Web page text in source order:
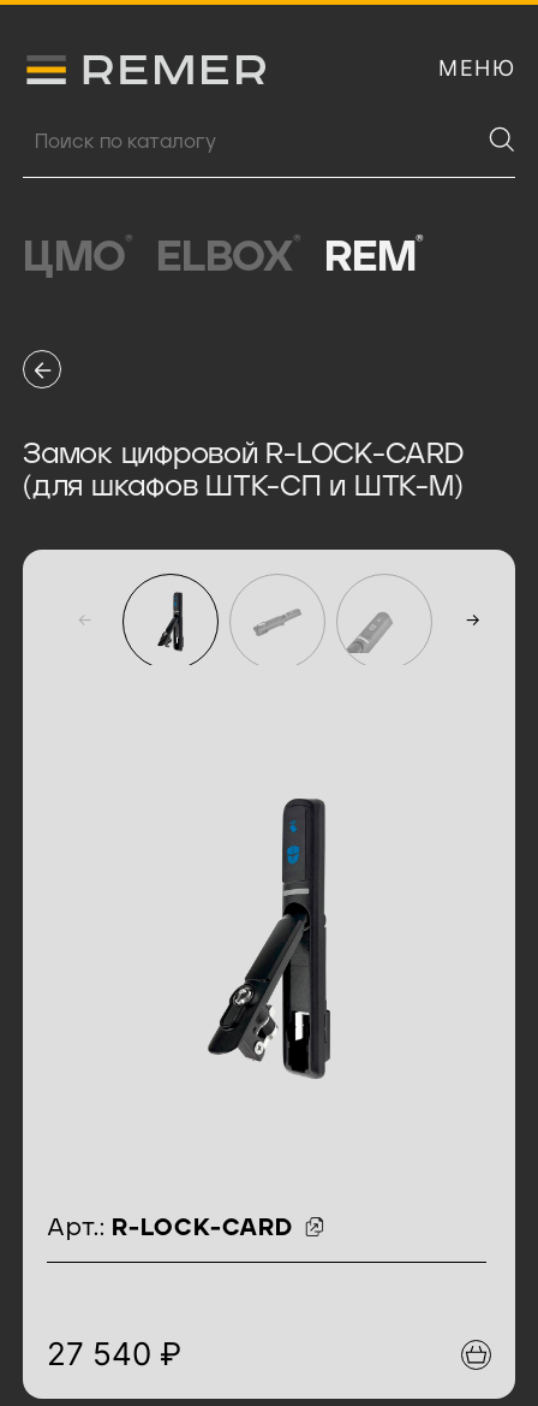
Логитип компании Remer МЕНЮ
Поиск продукции
ЦМО® ELBOX® REM ®
Замок цифровой R-LOCK-CARD
(для шкафов ШТК-СП и ШТК-М)
идентификаторы товара
Арт.: R-LOCK-CARD
27 540 ₽